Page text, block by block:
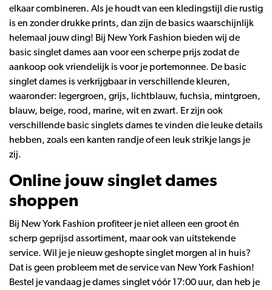
elkaar combineren. Als je houdt van een kledingstijl die rustig
is en zonder drukke prints, dan zijn de basics waarschijnlijk
helemaal jouw ding! Bij New York Fashion bieden wij de
basic singlet dames aan voor een scherpe prijs zodat de
aankoop ook vriendelijk is voor je portemonnee. De basic
singlet dames is verkrijgbaar in verschillende kleuren,
waaronder: legergroen, grijs, lichtblauw, fuchsia, mintgroen,
blauw, beige, rood, marine, wit en zwart. Er zijn ook
verschillende basic singlets dames te vinden die leuke details
hebben, zoals een kanten randje of een leuk strikje langs je
zij.
Online jouw singlet dames
shoppen
Bij New York Fashion profiteer je niet alleen een groot én
scherp geprijsd assortiment, maar ook van uitstekende
service. Wil je je nieuw geshopte singlet morgen al in huis?
Dat is geen probleem met de service van New York Fashion!
Bestel je vandaag je dames singlet vóór 17:00 uur, dan heb je